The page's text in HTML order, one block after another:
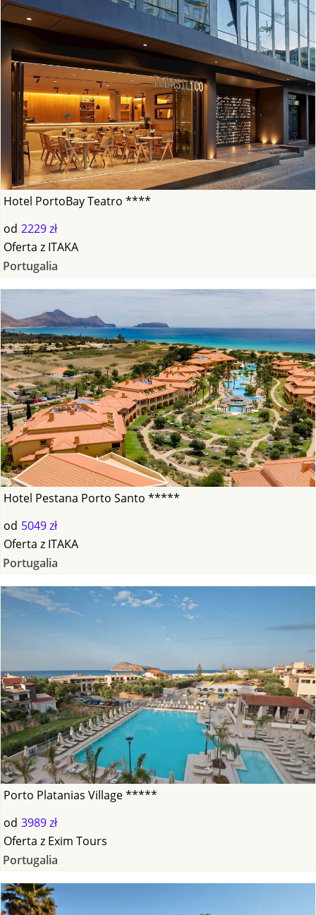
Hotel PortoBay Teatro ****
od 2229 zł
Oferta z ITAKA
Portugalia
Hotel Pestana Porto Santo *****
od 5049 zł
Oferta z ITAKA
Portugalia
Porto Platanias Village *****
od 3989 zł
Oferta z Exim Tours
Portugalia